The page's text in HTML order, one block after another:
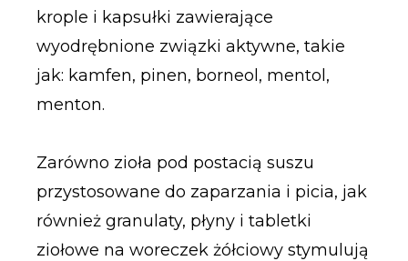
krople i kapsułki zawierające
wyodrębnione związki aktywne, takie
jak: kamfen, pinen, borneol, mentol,
menton.
Zarówno zioła pod postacią suszu
przystosowane do zaparzania i picia, jak
również granulaty, płyny i tabletki
ziołowe na woreczek żółciowy stymulują